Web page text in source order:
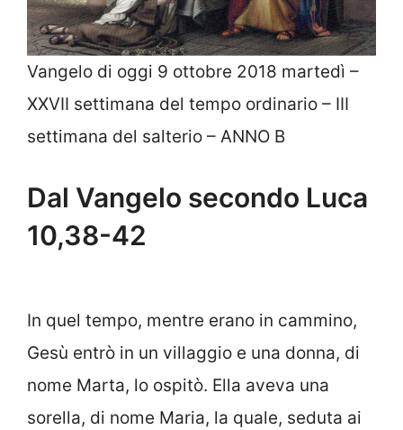
Vangelo di oggi 9 ottobre 2018 martedì –
XXVII settimana del tempo ordinario – III
settimana del salterio – ANNO B
Dal Vangelo secondo Luca
10,38-42
In quel tempo, mentre erano in cammino,
Gesù entrò in un villaggio e una donna, di
nome Marta, lo ospitò. Ella aveva una
sorella, di nome Maria, la quale, seduta ai